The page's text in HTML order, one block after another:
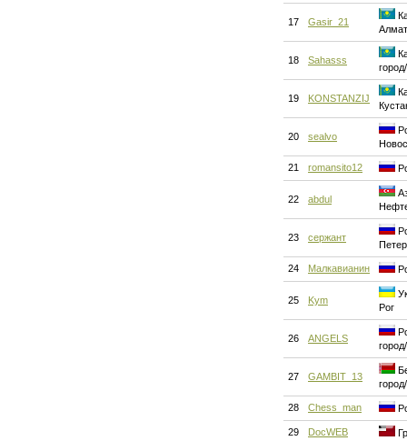
17 Gasir_21
18 Sahasss
19 KONSTANZIJ
20 sealvo
21 romansito12
22 abdul
23 сержант
24 Малкавианин
25 Kym
Рог
26 ANGELS
27 GAMBIT_13
28 Chess_man
29 DocWEB